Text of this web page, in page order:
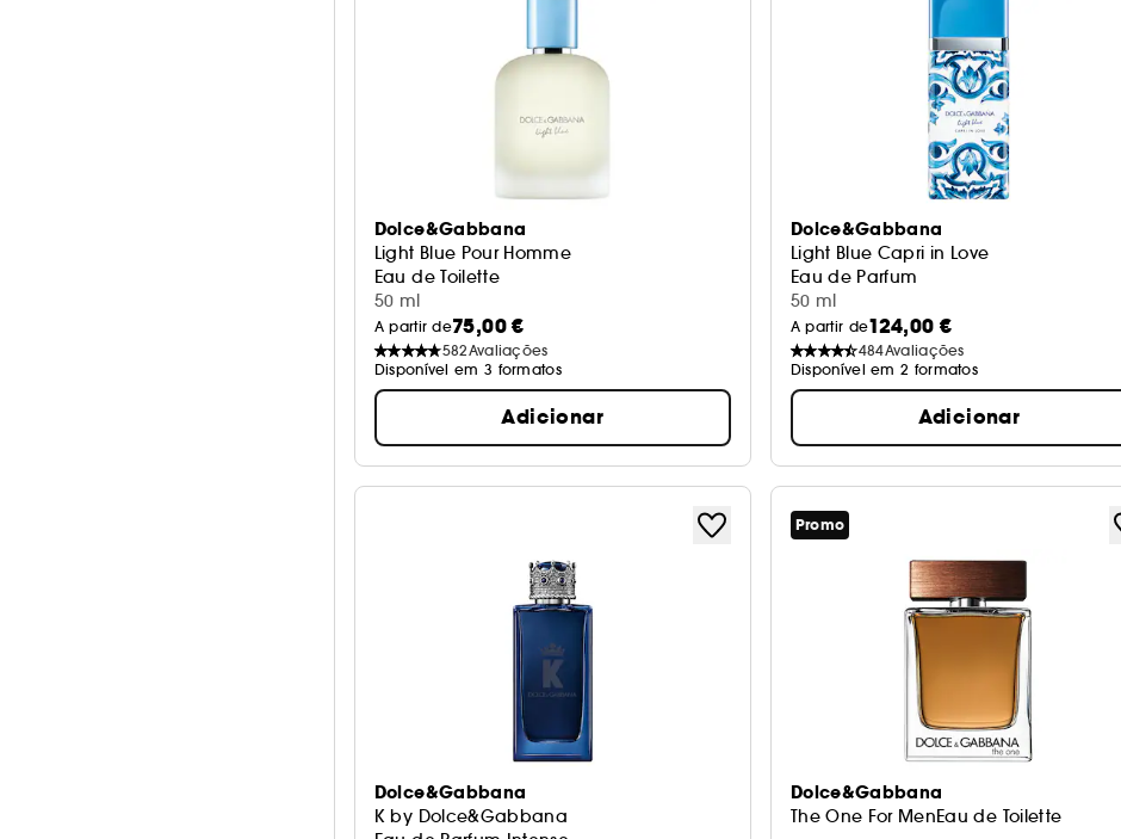
Dolce&Gabbana
Light Blue Pour Homme
Eau de Toilette
50 ml
A partir de75,00 €
582Avaliações
Disponível em 3 formatos
Adicionar
Dolce&Gabbana
Light Blue Capri in Love
Eau de Parfum
50 ml
A partir de124,00 €
484Avaliações
Disponível em 2 formatos
Adicionar
Dolce&Gabbana
K by Dolce&Gabbana
Promo
Dolce&Gabbana
The One For MenEau de Toilette